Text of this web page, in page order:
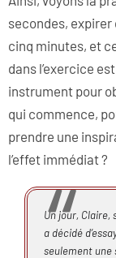
secondes,
cinq minutes, et
dans l’exercice
instrument pour
qui commence,
prendre une
l’effet immédiat ?
Un jour, Claire,
a décidé
seulement une